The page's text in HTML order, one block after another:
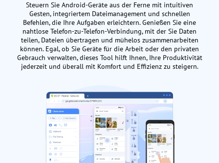
Steuern Sie Android-Geräte aus der Ferne mit intuitiven
Gesten, integriertem Dateimanagement und schnellen
Befehlen, die Ihre Aufgaben erleichtern. Genießen Sie eine
nahtlose Telefon-zu-Telefon-Verbindung, mit der Sie Daten
teilen, Dateien übertragen und mühelos zusammenarbeiten
können. Egal, ob Sie Geräte für die Arbeit oder den privaten
Gebrauch verwalten, dieses Tool hilft Ihnen, Ihre Produktivität
jederzeit und überall mit Komfort und Effizienz zu steigern.